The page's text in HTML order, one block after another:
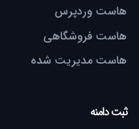
هاست وردپرس
هاست فروشگاهی
هاست مدیریت شده
ثبت دامنه